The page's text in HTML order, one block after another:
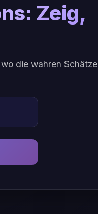
Zeig,
die wahren Schätze